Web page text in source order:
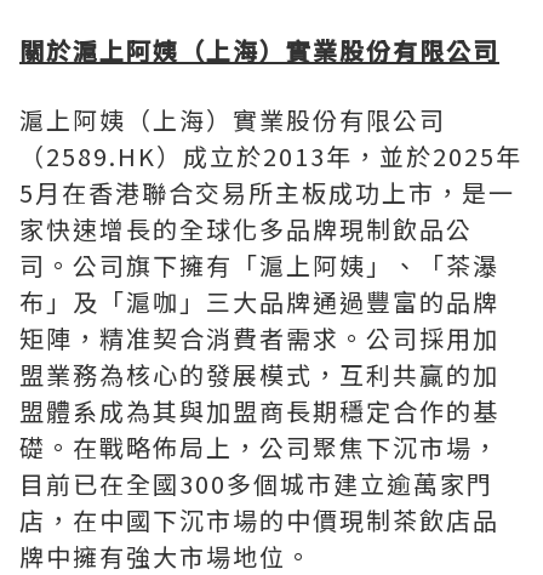
關於滬上阿姨（上海）實業股份有限公司
滬上阿姨（上海）實業股份有限公司
（2589.HK）成立於2013年，並於2025年
5月在香港聯合交易所主板成功上市，是一
家快速增長的全球化多品牌現制飲品公
司。公司旗下擁有「滬上阿姨」、「茶瀑
布」及「滬咖」三大品牌通過豐富的品牌
矩陣，精准契合消費者需求。公司採用加
盟業務為核心的發展模式，互利共贏的加
盟體系成為其與加盟商長期穩定合作的基
礎。在戰略佈局上，公司聚焦下沉市場，
目前已在全國300多個城市建立逾萬家門
店，在中國下沉市場的中價現制茶飲店品
牌中擁有強大市場地位。